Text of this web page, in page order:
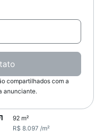
compartilhados com a
anunciante.
92 m²
R$ 8.097 /m²